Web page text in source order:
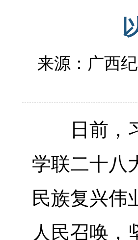
来源：广西
日前，习
学联二十八
民族复兴伟
人民召唤，